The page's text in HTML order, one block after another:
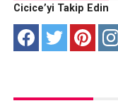
Cicice’yi Takip Edin